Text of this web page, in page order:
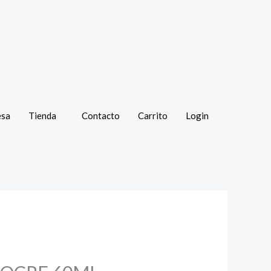
Tienda Contacto Carrito Login